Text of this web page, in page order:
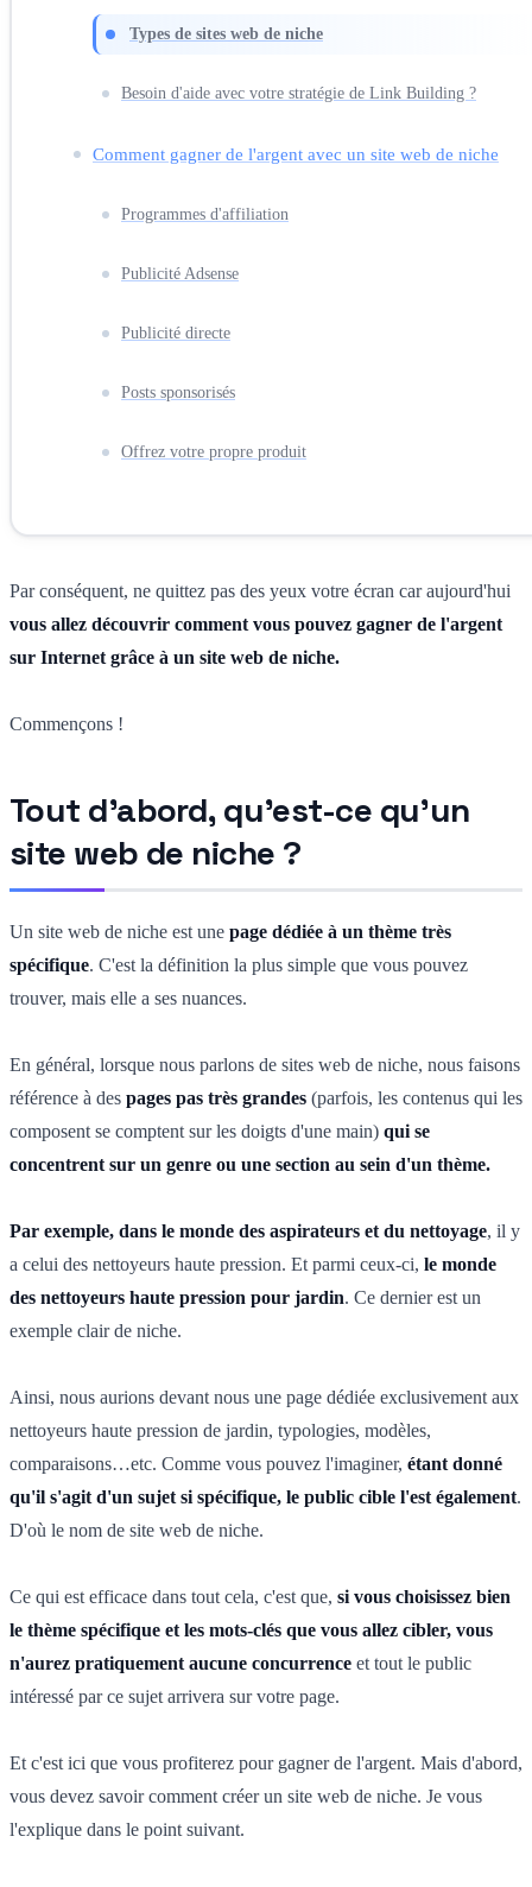
Types de sites web de niche
Besoin d'aide avec votre stratégie de Link Building ?
Comment gagner de l'argent avec un site web de niche
Programmes d'affiliation
Publicité Adsense
Publicité directe
Posts sponsorisés
Offrez votre propre produit
Par conséquent, ne quittez pas des yeux votre écran car aujourd'hui
vous allez découvrir comment vous pouvez gagner de l'argent
sur Internet grâce à un site web de niche.
Commençons !
Tout d'abord, qu'est-ce qu'un
site web de niche ?
Un site web de niche est une page dédiée à un thème très
spécifique. C'est la définition la plus simple que vous pouvez
trouver, mais elle a ses nuances.
En général, lorsque nous parlons de sites web de niche, nous faisons
référence à des pages pas très grandes (parfois, les contenus qui les
composent se comptent sur les doigts d'une main) qui se
concentrent sur un genre ou une section au sein d'un thème.
Par exemple, dans le monde des aspirateurs et du nettoyage, il y
a celui des nettoyeurs haute pression. Et parmi ceux-ci, le monde
des nettoyeurs haute pression pour jardin. Ce dernier est un
exemple clair de niche.
Ainsi, nous aurions devant nous une page dédiée exclusivement aux
nettoyeurs haute pression de jardin, typologies, modèles,
comparaisons…etc. Comme vous pouvez l'imaginer, étant donné
qu'il s'agit d'un sujet si spécifique, le public cible l'est également.
D'où le nom de site web de niche.
Ce qui est efficace dans tout cela, c'est que, si vous choisissez bien
le thème spécifique et les mots-clés que vous allez cibler, vous
n'aurez pratiquement aucune concurrence et tout le public
intéressé par ce sujet arrivera sur votre page.
Et c'est ici que vous profiterez pour gagner de l'argent. Mais d'abord,
vous devez savoir comment créer un site web de niche. Je vous
l'explique dans le point suivant.